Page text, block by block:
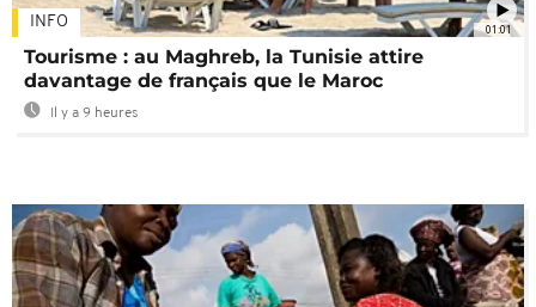
01:01
INFO
Tourisme : au Maghreb, la Tunisie attire
davantage de français que le Maroc
Il y a 9 heures